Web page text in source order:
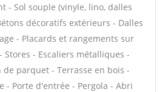
- Sol souple (vinyle, lino, dalles
décoratifs extérieurs - Dalles
- Placards et rangements sur
Stores - Escaliers métalliques -
de parquet - Terrasse en bois -
- Porte d'entrée - Pergola - Abri